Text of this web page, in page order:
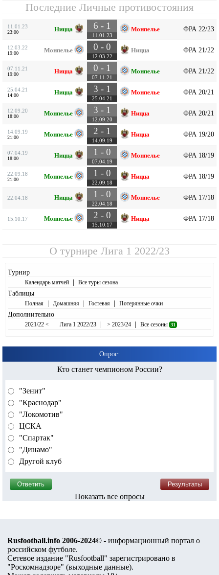
Последние Личные противостояния
11.01.23
23:00 Ницца 6 - 1
11.01.23
Монпелье ФРА 22/23
12.03.22
19:00 Монпелье 0 - 0
12.03.22
Ницца ФРА 21/22
07.11.21
19:00 Ницца 0 - 1
07.11.21
Монпелье ФРА 21/22
25.04.21
14:00 Ницца 3 - 1
25.04.21
Монпелье ФРА 20/21
12.09.20
18:00 Монпелье 3 - 1
12.09.20
Ницца ФРА 20/21
14.09.19
21:00 Монпелье 2 - 1
14.09.19
Ницца ФРА 19/20
07.04.19
18:00 Ницца 1 - 0
07.04.19
Монпелье ФРА 18/19
22.09.18
21:00 Монпелье 1 - 0
22.09.18
Ницца ФРА 18/19
22.04.18 Ницца 1 - 0
22.04.18
Монпелье ФРА 17/18
15.10.17 Монпелье 2 - 0
15.10.17
Ницца ФРА 17/18
О турнире Лига 1 2022/23
Турнир
Календарь матчей | Все туры сезона
Таблицы
Полная | Домашняя | Гостевая | Потерянные очки
Дополнительно
2021/22 < | Лига 1 2022/23 | > 2023/24 | Все сезоны 31
Опрос:
Кто станет чемпионом России?
"Зенит"
"Краснодар"
"Локомотив"
ЦСКА
"Спартак"
"Динамо"
Другой клуб
Показать все опросы
Rusfootball.info 2006-2024© - информационный портал о
российском футболе.
Сетевое издание "Rusfootball" зарегистрировано в
"Роскомнадзоре" (выходные данные).